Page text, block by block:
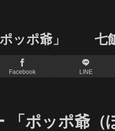
ポッポ爺」 七
Facebook LINE
ポッポ爺（